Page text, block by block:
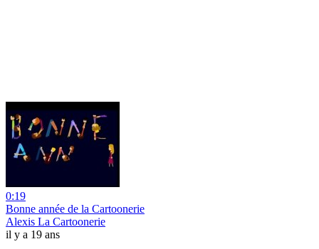
0:19
Bonne année de la Cartoonerie
Alexis La Cartoonerie
il y a 19 ans